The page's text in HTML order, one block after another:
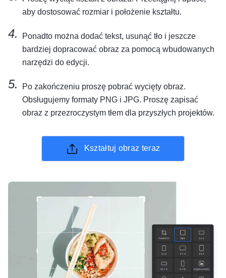
aby dostosować rozmiar i położenie kształtu.
Ponadto można dodać tekst, usunąć tło i jeszcze
bardziej dopracować obraz za pomocą wbudowanych
narzędzi do edycji.
Po zakończeniu proszę pobrać wycięty obraz.
Obsługujemy formaty PNG i JPG. Proszę zapisać
obraz z przezroczystym tłem dla przyszłych projektów.
Kształtuj obraz teraz